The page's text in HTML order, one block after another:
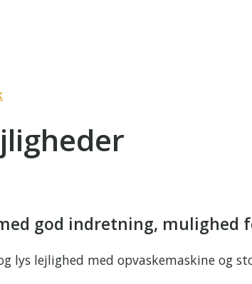
god indretning, mulighed
lys lejlighed med opvaskemaskine og